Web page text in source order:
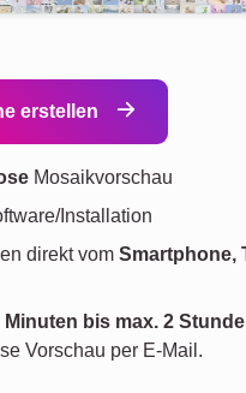
erstellen
Mosaikvorschau
Installation
direkt vomSmartphone,
Minuten bis max. 2
Vorschau per E-Mail.